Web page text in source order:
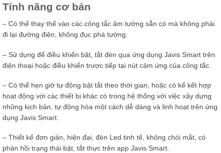
Tính năng cơ bản
– Có thể thay thế vào các công tắc âm tường sẵn có mà không phải
đi lại đường điện, không đục phá tường.
– Sử dụng để điều khiển bật, tắt đèn qua ứng dụng Javis Smart trên
điện thoại hoặc điều khiển trược tiếp tại nút cảm ứng của công tắc.
– Có thể hẹn giờ tự động bật tắt theo thời gian, hoặc có kể kết hợp
hoạt động với các thiết bị khác có trong hệ thống với việc xây dựng
những kịch bản, tự động hóa một cách dễ dàng và linh hoạt trên ứng
dụng Javis Smart.
– Thiết kế đơn giản, hiện đại, đèn Led tinh tế, không chói mắt, có
phản hồi trạng thái bật, tắt thực trên app Javis Smart.